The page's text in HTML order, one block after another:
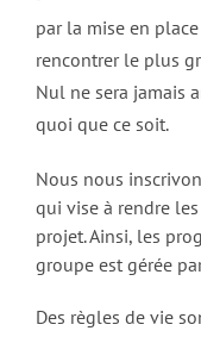
par la mise en
rencontrer le plus
Nul ne sera jamais
quoi que ce soit.
Nous nous
qui vise à rendre
projet. Ainsi, les
groupe est gérée
Des règles de vie